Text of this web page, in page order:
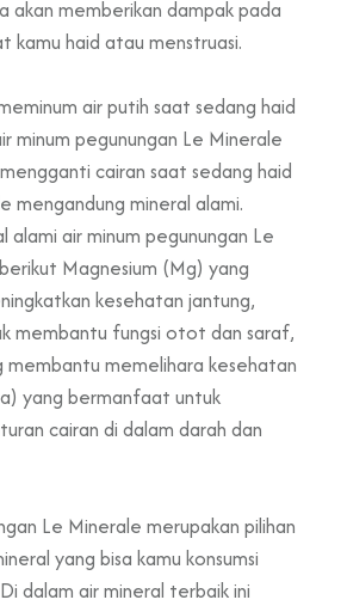
akan memberikan dampak pada
kamu haid atau menstruasi.
air putih saat sedang haid
minum pegunungan Le Minerale
cairan saat sedang haid
mengandung mineral alami.
alami air minum pegunungan Le
Magnesium (Mg) yang
kesehatan jantung,
membantu fungsi otot dan saraf,
membantu memelihara kesehatan
yang bermanfaat untuk
cairan di dalam darah dan
Le Minerale merupakan pilihan
yang bisa kamu konsumsi
dalam air mineral terbaik ini